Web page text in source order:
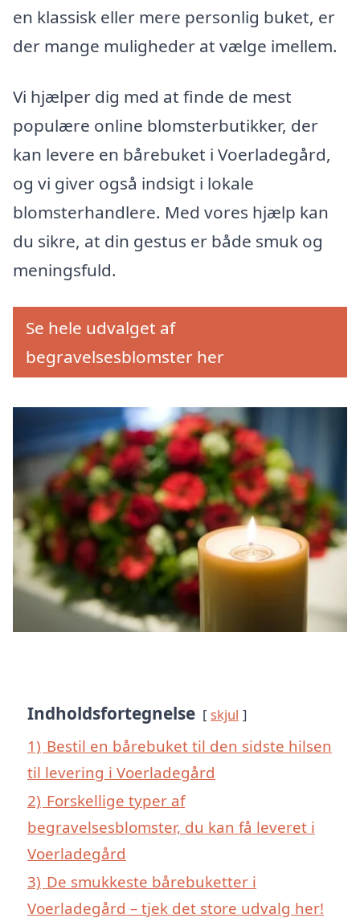
en klassisk eller mere personlig buket, er
der mange muligheder at vælge imellem.
Vi hjælper dig med at finde de mest
populære online blomsterbutikker, der
kan levere en bårebuket i Voerladegård,
og vi giver også indsigt i lokale
blomsterhandlere. Med vores hjælp kan
du sikre, at din gestus er både smuk og
meningsfuld.
Se hele udvalget af
begravelsesblomster her
Indholdsfortegnelse skjul
1) Bestil en bårebuket til den sidste hilsen
til levering i Voerladegård
2) Forskellige typer af
begravelsesblomster, du kan få leveret i
Voerladegård
3) De smukkeste bårebuketter i
Voerladegård – tjek det store udvalg her!